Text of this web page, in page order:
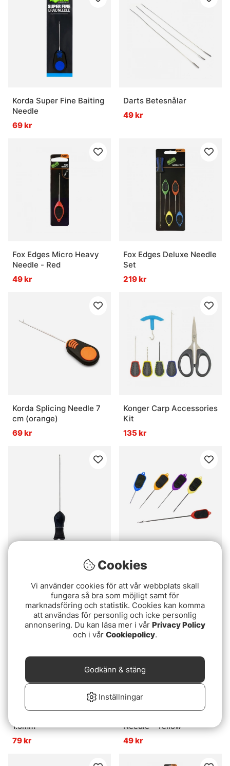
Korda Super Fine Baiting
Needle
69 kr
Darts Betesnålar
49 kr
Fox Edges Micro Heavy
Needle - Red
49 kr
Fox Edges Deluxe Needle
Set
219 kr
Korda Splicing Needle 7
cm (orange)
69 kr
Konger Carp Accessories
Kit
135 kr
Mikado Baiting Needles
Set
99 kr
1.5mm
79 kr
Needle - Yellow
49 kr
Cookies
Vi använder cookies för att vår webbplats skall
fungera så bra som möjligt samt för
marknadsföring och statistik. Cookies kan komma
att användas för personlig och icke personlig
annonsering. Du kan läsa mer i vår Privacy Policy
och i vår Cookiepolicy.
Inställningar
Godkänn & stäng